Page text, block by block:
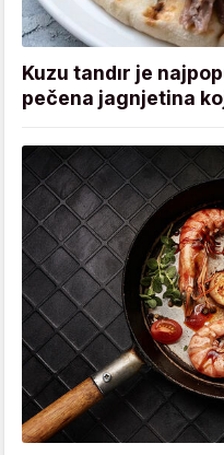
Kuzu tandır je
pečena jagnjetina